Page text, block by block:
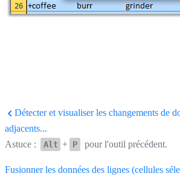
Détecter et visualiser les changements de
adjacents...
Astuce :
Alt + P pour l'outil précédent.
Fusionner les données des lignes (cellules